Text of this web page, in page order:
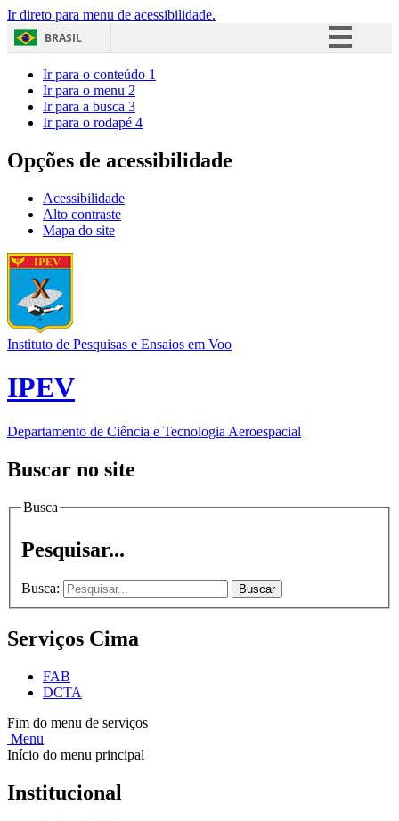
Ir direto para menu de acessibilidade.
BRASIL
Acesso à informação
Ir para o conteúdo 1
Ir para o menu 2
Ir para a busca 3
Ir para o rodapé 4
Opções de acessibilidade
Acessibilidade
Alto contraste
Mapa do site
Instituto de Pesquisas e Ensaios em Voo
IPEV
Departamento de Ciência e Tecnologia Aeroespacial
Buscar no site
Busca
Pesquisar...
Busca: Buscar
Serviços Cima
FAB
DCTA
Fim do menu de serviços
Menu
Início do menu principal
Institucional